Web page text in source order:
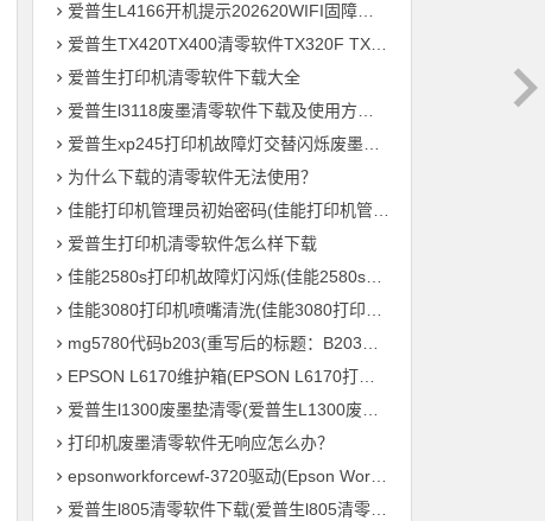
爱普生L4166开机提示202620WIFI固障维修教程
爱普生TX420TX400清零软件TX320F TX700w打印机废墨收集垫满
爱普生打印机清零软件下载大全
爱普生l3118废墨清零软件下载及使用方法教程
爱普生xp245打印机故障灯交替闪烁废墨清零软件下载及使用方法教程
为什么下载的清零软件无法使用？
佳能打印机管理员初始密码(佳能打印机管理员默认密码是什么？)
爱普生打印机清零软件怎么样下载
佳能2580s打印机故障灯闪烁(佳能2580s打印机故障灯频繁闪烁怎么办？)
佳能3080打印机喷嘴清洗(佳能3080打印机喷头清理方法)
mg5780代码b203(重写后的标题：B203毛绒鸟打印机 – MG5780系列的新成员)
EPSON L6170维护箱(EPSON L6170打印机维护盒的重要性)
爱普生l1300废墨垫清零(爱普生L1300废墨垫重置，让您的打印机继续高效输出！)
打印机废墨清零软件无响应怎么办？
epsonworkforcewf-3720驱动(Epson WorkForce WF-3720 打印机驱动下载及安装教程)
爱普生l805清零软件下载(爱普生l805清零软件免费下载)